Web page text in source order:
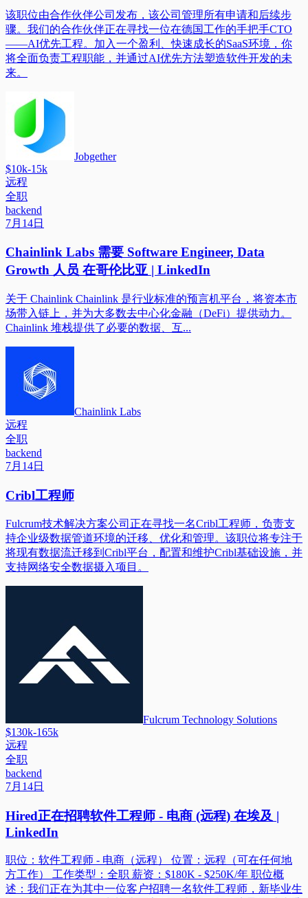
该职位由合作伙伴公司发布，该公司管理所有申请和后续步
骤。我们的合作伙伴正在寻找一位在德国工作的手把手CTO
——AI优先工程。加入一个盈利、快速成长的SaaS环境，你
将全面负责工程职能，并通过AI优先方法塑造软件开发的未
来。
Jobgether
$10k-15k
远程
全职
backend
7月14日
Chainlink Labs 需要 Software Engineer, Data
Growth 人员 在哥伦比亚 | LinkedIn
关于 Chainlink Chainlink 是行业标准的预言机平台，将资本市
场带入链上，并为大多数去中心化金融（DeFi）提供动力。
Chainlink 堆栈提供了必要的数据、互...
Chainlink Labs
远程
全职
backend
7月14日
Cribl工程师
Fulcrum技术解决方案公司正在寻找一名Cribl工程师，负责支
持企业级数据管道环境的迁移、优化和管理。该职位将专注于
将现有数据流迁移到Cribl平台，配置和维护Cribl基础设施，并
支持网络安全数据摄入项目。
Fulcrum Technology Solutions
$130k-165k
远程
全职
backend
7月14日
Hired正在招聘软件工程师 - 电商 (远程) 在埃及 |
LinkedIn
职位：软件工程师 - 电商（远程） 位置：远程（可在任何地
方工作） 工作类型：全职 薪资：$180K - $250K/年 职位概
述：我们正在为其中一位客户招聘一名软件工程师，新毕业生